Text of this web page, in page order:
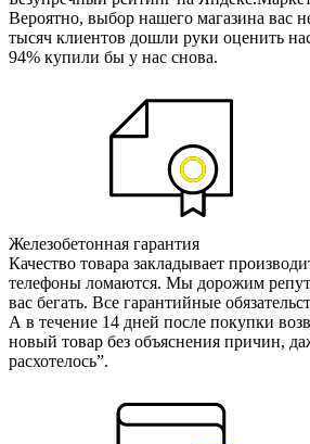
Вероятно, выбор нашего магазина вас
тысяч клиентов дошли руки оценить
94% купили бы у нас снова.
Железобетонная гарантия
Качество товара закладывает
телефоны ломаются. Мы дорожим
вас бегать. Все гарантийные
А в течение 14 дней после покупки
новый товар без объяснения причин,
расхотелось”.